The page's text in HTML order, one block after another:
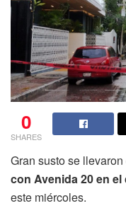
0
SHARES
Gran susto se
con Avenida 20 en
este miércoles.